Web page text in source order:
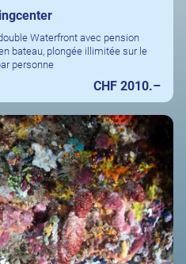
Waterfront avec pension
bateau, plongée illimitée sur le
personne
CHF 2010.–